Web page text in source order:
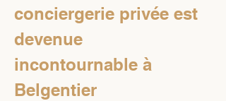
conciergerie privée est
devenue
incontournable à
Belgentier